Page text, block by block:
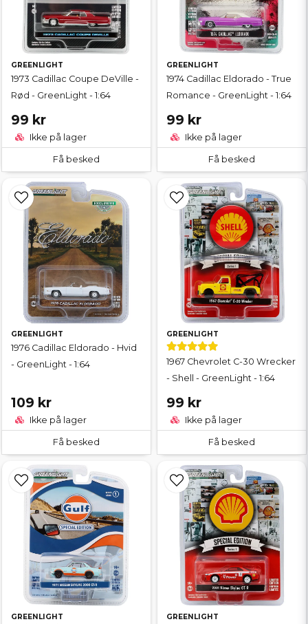
GREENLIGHT
1973 Cadillac Coupe DeVille -
Rød - GreenLight - 1:64
99 kr
Ikke på lager
Få besked
GREENLIGHT
1974 Cadillac Eldorado - True
Romance - GreenLight - 1:64
99 kr
Ikke på lager
Få besked
GREENLIGHT
1976 Cadillac Eldorado - Hvid
- GreenLight - 1:64
109 kr
Ikke på lager
Få besked
GREENLIGHT
1967 Chevrolet C-30 Wrecker
- Shell - GreenLight - 1:64
99 kr
Ikke på lager
Få besked
GREENLIGHT GREENLIGHT